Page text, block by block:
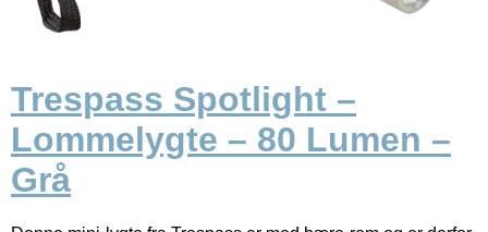
Trespass Spotlight –
Lommelygte – 80 Lumen –
Grå